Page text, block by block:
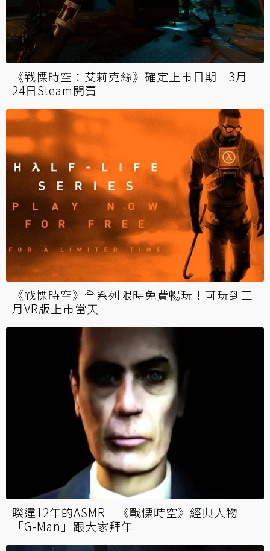
《戰慄時空：艾莉克絲》確定上市日期 3月
24日Steam開賣
《戰慄時空》全系列限時免費暢玩！可玩到三
月VR版上市當天
睽違12年的ASMR 《戰慄時空》經典人物
「G-Man」跟大家拜年